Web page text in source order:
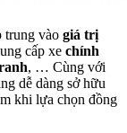
trung vào giá trị
cấp xe chính
, … Cùng với
dễ dàng sở hữu
khi lựa chọn đồng